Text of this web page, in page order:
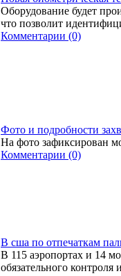
Оборудование будет
что позволит
Комментарии (0)
Фото и подробности
На фото зафиксирован
Комментарии (0)
В сша по отпечаткам
В 115 аэропортах и 14
обязательного